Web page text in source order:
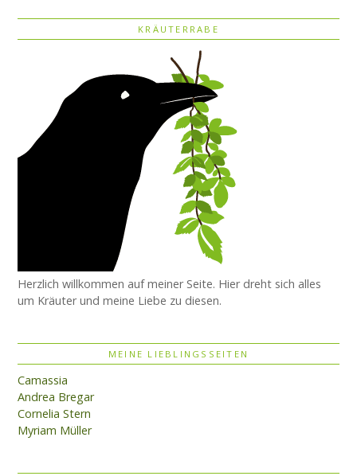
KRÄUTERRABE
Herzlich willkommen auf meiner Seite. Hier dreht sich alles
um Kräuter und meine Liebe zu diesen.
MEINE LIEBLINGSSEITEN
Camassia
Andrea Bregar
Cornelia Stern
Myriam Müller